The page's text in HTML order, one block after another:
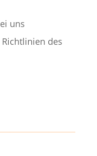
uns
des